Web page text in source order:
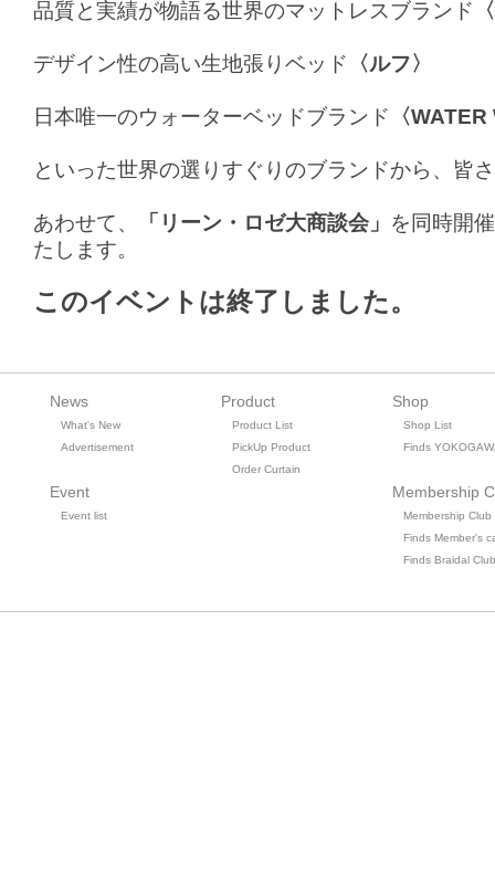
品質と実績が物語る世界のマットレスブランド
デザイン性の高い生地張りベッド 〈ルフ〉
日本唯一のウォーターベッドブランド 〈
といった世界の選りすぐりのブランドから、皆
あわせて、 「リーン・ロゼ大商談会」 を同時開
たします。
このイベントは終了しました。
News
What's New
Advertisement
Event
Event list
Product
Product List
PickUp Product
Order Curtain
Shop
Shop List
Finds
Membership
Membership Club
Finds Member's
Finds Braidal Club